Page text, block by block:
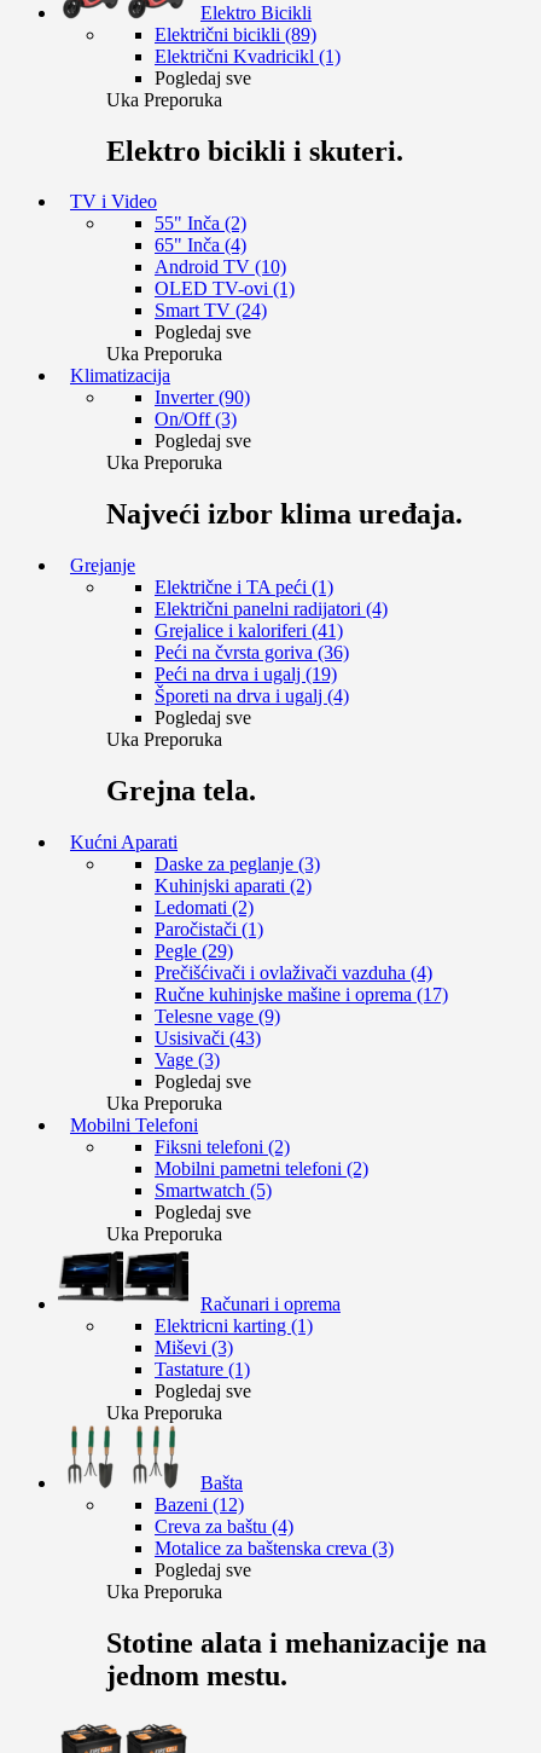
Elektro Bicikli
Električni bicikli (89)
Električni Kvadricikl (1)
Pogledaj sve
Uka Preporuka
Elektro bicikli i skuteri.
TV i Video
55" Inča (2)
65" Inča (4)
Android TV (10)
OLED TV-ovi (1)
Smart TV (24)
Pogledaj sve
Uka Preporuka
Klimatizacija
Inverter (90)
On/Off (3)
Pogledaj sve
Uka Preporuka
Najveći izbor klima uređaja.
Grejanje
Električne i TA peći (1)
Električni panelni radijatori (4)
Grejalice i kaloriferi (41)
Peći na čvrsta goriva (36)
Peći na drva i ugalj (19)
Šporeti na drva i ugalj (4)
Pogledaj sve
Uka Preporuka
Grejna tela.
Kućni Aparati
Daske za peglanje (3)
Kuhinjski aparati (2)
Ledomati (2)
Paročistači (1)
Pegle (29)
Prečišćivači i ovlaživači vazduha (4)
Ručne kuhinjske mašine i oprema (17)
Telesne vage (9)
Usisivači (43)
Vage (3)
Pogledaj sve
Uka Preporuka
Mobilni Telefoni
Fiksni telefoni (2)
Mobilni pametni telefoni (2)
Smartwatch (5)
Pogledaj sve
Uka Preporuka
Računari i oprema
Elektricni karting (1)
Miševi (3)
Tastature (1)
Pogledaj sve
Uka Preporuka
Bašta
Bazeni (12)
Creva za baštu (4)
Motalice za baštenska creva (3)
Pogledaj sve
Uka Preporuka
Stotine alata i mehanizacije na
jednom mestu.